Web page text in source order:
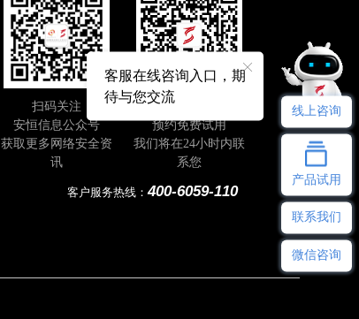
扫码关注
安恒信息公众号
获取更多网络安全资
讯
即刻扫码
预约免费试用
我们将在24小时内联
系您
客户服务热线：400-6059-110
客服在线咨询入口，期
待与您交流
线上咨询
产品试用
联系我们
微信咨询